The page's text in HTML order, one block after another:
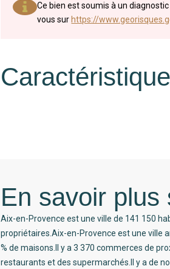
Ce bien est soumis à un
vous sur https://
En savoir plus
Aix-en-Provence est une ville de 141 150
propriétaires.Aix-en-Provence est une ville
% de maisons.Il y a 3 370 commerces de
restaurants et des supermarchés.Il y a de